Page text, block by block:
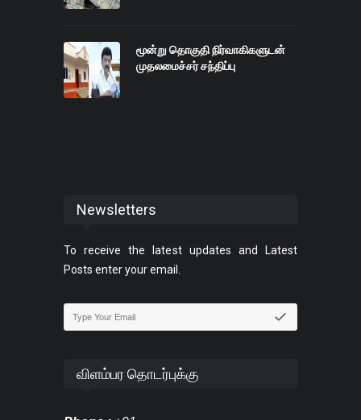
மூன்று தொகுதி நிர்வாகிகளுடன்
முதலமைச்சர் சந்திப்பு
Newsletters
To receive the latest updates and Latest
Posts enter your email.
விளம்பர தொடர்புக்கு